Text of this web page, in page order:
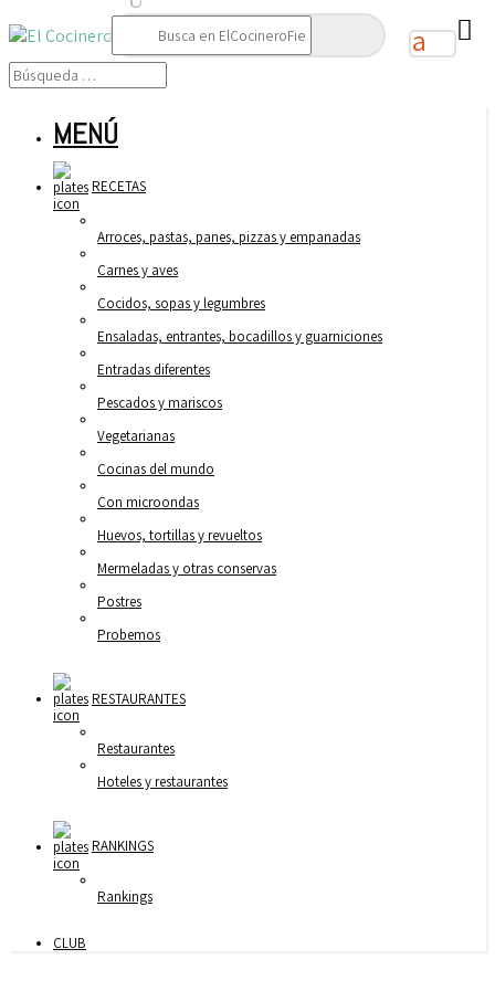
Buscar:
MENÚ
RECETAS
Arroces, pastas, panes, pizzas y empanadas
Carnes y aves
Cocidos, sopas y legumbres
Ensaladas, entrantes, bocadillos y guarniciones
Entradas diferentes
Pescados y mariscos
Vegetarianas
Cocinas del mundo
Con microondas
Huevos, tortillas y revueltos
Mermeladas y otras conservas
Postres
Probemos
RESTAURANTES
Restaurantes
Hoteles y restaurantes
RANKINGS
Rankings
CLUB